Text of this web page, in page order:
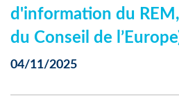
d'information du
du Conseil de
04/11/2025